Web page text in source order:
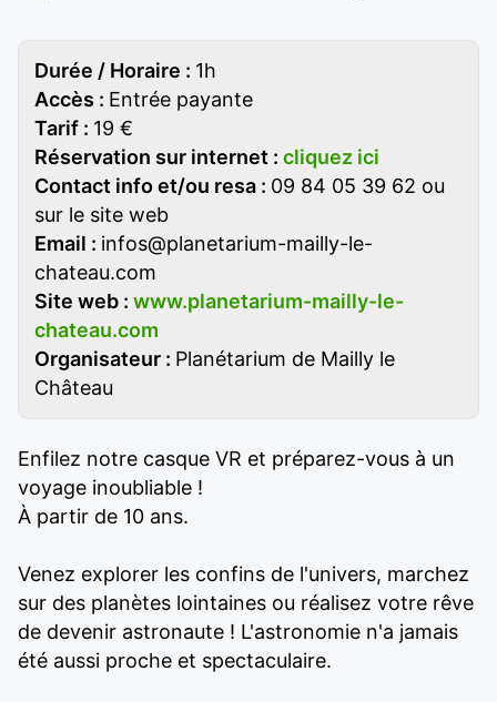
Durée / Horaire : 1h
Accès : Entrée payante
Tarif : 19 €
Réservation sur internet : cliquez ici
Contact info et/ou resa : 09 84 05 39 62 ou
sur le site web
Email : infos@planetarium-mailly-le-
chateau.com
Site web : www.planetarium-mailly-le-
chateau.com
Organisateur : Planétarium de Mailly le
Château
Enfilez notre casque VR et préparez-vous à un
voyage inoubliable !
À partir de 10 ans.
Venez explorer les confins de l'univers, marchez
sur des planètes lointaines ou réalisez votre rêve
de devenir astronaute ! L'astronomie n'a jamais
été aussi proche et spectaculaire.